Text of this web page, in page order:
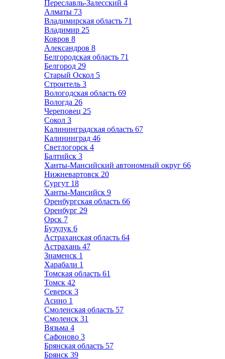
Переславль-Залесский 4
Алматы 73
Владимирская область 71
Владимир 25
Ковров 8
Александров 8
Белгородская область 71
Белгород 29
Старый Оскол 5
Строитель 3
Вологодская область 69
Вологда 26
Череповец 25
Сокол 3
Калининградская область 67
Калининград 46
Светлогорск 4
Балтийск 3
Ханты-Мансийский автономный округ 66
Нижневартовск 20
Сургут 18
Ханты-Мансийск 9
Оренбургская область 66
Оренбург 29
Орск 7
Бузулук 6
Астраханская область 64
Астрахань 47
Знаменск 1
Харабали 1
Томская область 61
Томск 42
Северск 3
Асино 1
Смоленская область 57
Смоленск 31
Вязьма 4
Сафоново 3
Брянская область 57
Брянск 39